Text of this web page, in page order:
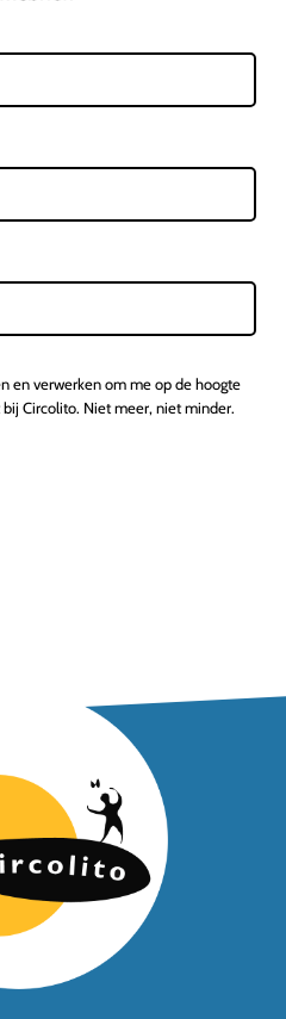
en verwerken om me op de hoogte
Circolito. Niet meer, niet minder.